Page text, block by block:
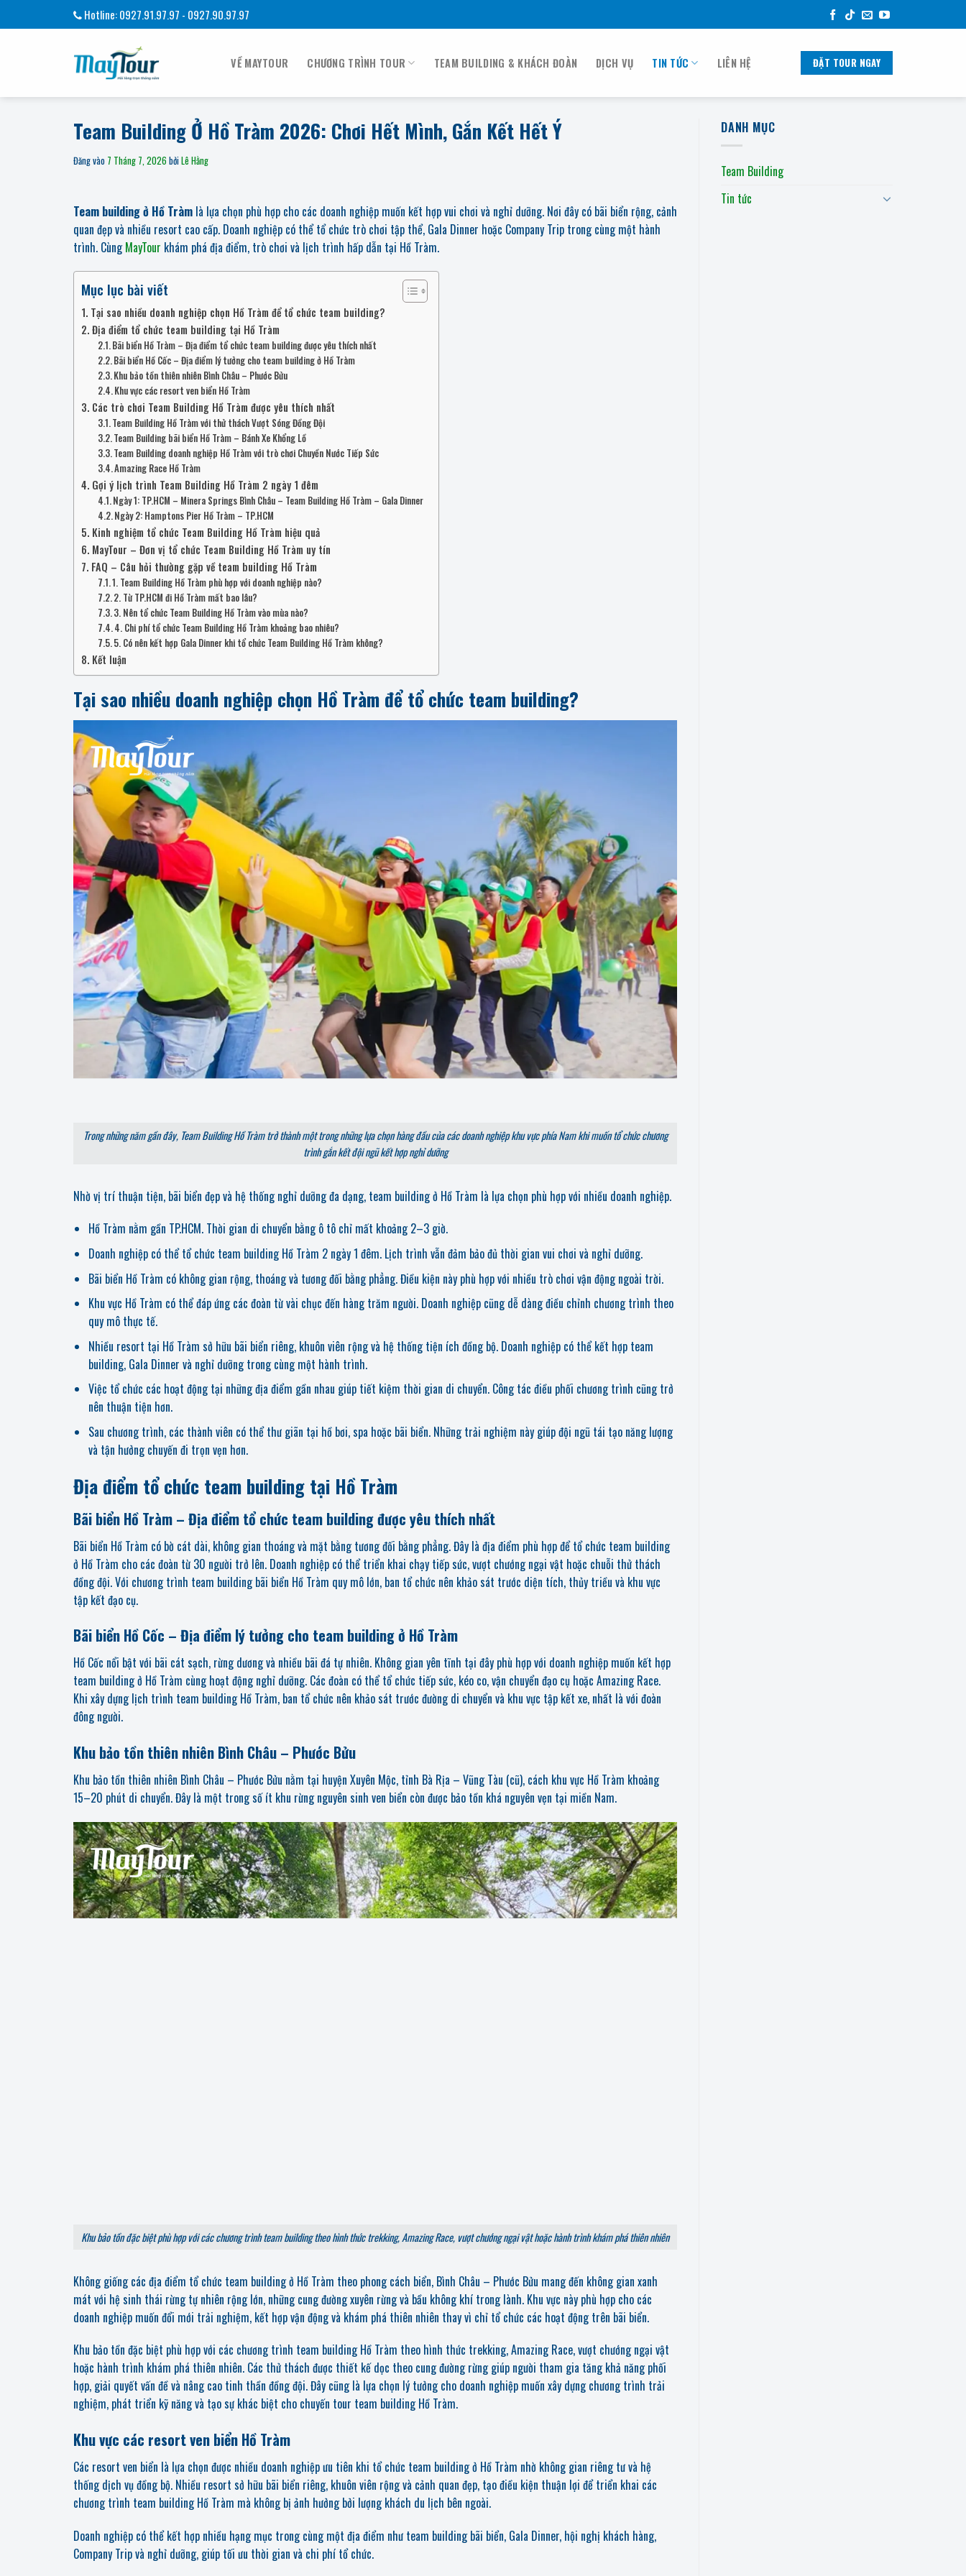
qua
Hotline: 0927.91.97.97 - 0927.90.97.97
VỀ MAYTOUR CHƯƠNG TRÌNH TOUR TEAM BUILDING & KHÁCH ĐOÀN DỊCH VỤ TIN TỨC LIÊN HỆ ĐẶT TOUR NGAY
Team Building Ở Hồ Tràm 2026: Chơi Hết Mình, Gắn Kết Hết Ý
Đăng vào 7 Tháng 7, 2026 bởi Lê Hằng
Team building ở Hồ Tràm là lựa chọn phù hợp cho các doanh nghiệp muốn kết hợp vui chơi và nghỉ dưỡng. Nơi đây có bãi biển rộng, cảnh
quan đẹp và nhiều resort cao cấp. Doanh nghiệp có thể tổ chức trò chơi tập thể, Gala Dinner hoặc Company Trip trong cùng một hành
trình. CùngMayTour khám phá địa điểm, trò chơi và lịch trình hấp dẫn tại Hồ Tràm.
Mục lục bài viết
Tại sao nhiều doanh nghiệp chọn Hồ Tràm để tổ chức team building?
Địa điểm tổ chức team building tại Hồ Tràm
Bãi biển Hồ Tràm – Địa điểm tổ chức team building được yêu thích nhất
Bãi biển Hồ Cốc – Địa điểm lý tưởng cho team building ở Hồ Tràm
Khu bảo tồn thiên nhiên Bình Châu – Phước Bửu
Khu vực các resort ven biển Hồ Tràm
Các trò chơi Team Building Hồ Tràm được yêu thích nhất
Team Building Hồ Tràm với thử thách Vượt Sóng Đồng Đội
Team Building bãi biển Hồ Tràm – Bánh Xe Khổng Lồ
Team Building doanh nghiệp Hồ Tràm với trò chơi Chuyền Nước Tiếp Sức
Amazing Race Hồ Tràm
Gợi ý lịch trình Team Building Hồ Tràm 2 ngày 1 đêm
Ngày 1: TP.HCM – Minera Springs Bình Châu – Team Building Hồ Tràm – Gala Dinner
Ngày 2: Hamptons Pier Hồ Tràm – TP.HCM
Kinh nghiệm tổ chức Team Building Hồ Tràm hiệu quả
MayTour – Đơn vị tổ chức Team Building Hồ Tràm uy tín
FAQ – Câu hỏi thường gặp về team building Hồ Tràm
1. Team Building Hồ Tràm phù hợp với doanh nghiệp nào?
2. Từ TP.HCM đi Hồ Tràm mất bao lâu?
3. Nên tổ chức Team Building Hồ Tràm vào mùa nào?
4. Chi phí tổ chức Team Building Hồ Tràm khoảng bao nhiêu?
5. Có nên kết hợp Gala Dinner khi tổ chức Team Building Hồ Tràm không?
Kết luận
Tại sao nhiều doanh nghiệp chọn Hồ Tràm để tổ chức team building?
Trong những năm gần đây, Team Building Hồ Tràm trở thành một trong những lựa chọn hàng đầu của các doanh nghiệp khu vực phía Nam khi muốn tổ chức chương
trình gắn kết đội ngũ kết hợp nghỉ dưỡng
Nhờ vị trí thuận tiện, bãi biển đẹp và hệ thống nghỉ dưỡng đa dạng, team building ở Hồ Tràm là lựa chọn phù hợp với nhiều doanh nghiệp.
Hồ Tràm nằm gần TP.HCM. Thời gian di chuyển bằng ô tô chỉ mất khoảng 2–3 giờ.
Doanh nghiệp có thể tổ chức team building Hồ Tràm 2 ngày 1 đêm. Lịch trình vẫn đảm bảo đủ thời gian vui chơi và nghỉ dưỡng.
Bãi biển Hồ Tràm có không gian rộng, thoáng và tương đối bằng phẳng. Điều kiện này phù hợp với nhiều trò chơi vận động ngoài trời.
Khu vực Hồ Tràm có thể đáp ứng các đoàn từ vài chục đến hàng trăm người. Doanh nghiệp cũng dễ dàng điều chỉnh chương trình theo
quy mô thực tế.
Nhiều resort tại Hồ Tràm sở hữu bãi biển riêng, khuôn viên rộng và hệ thống tiện ích đồng bộ. Doanh nghiệp có thể kết hợp team
building, Gala Dinner và nghỉ dưỡng trong cùng một hành trình.
Việc tổ chức các hoạt động tại những địa điểm gần nhau giúp tiết kiệm thời gian di chuyển. Công tác điều phối chương trình cũng trở
nên thuận tiện hơn.
Sau chương trình, các thành viên có thể thư giãn tại hồ bơi, spa hoặc bãi biển. Những trải nghiệm này giúp đội ngũ tái tạo năng lượng
và tận hưởng chuyến đi trọn vẹn hơn.
Địa điểm tổ chức team building tại Hồ Tràm
Bãi biển Hồ Tràm – Địa điểm tổ chức team building được yêu thích nhất
Bãi biển Hồ Tràm có bờ cát dài, không gian thoáng và mặt bằng tương đối bằng phẳng. Đây là địa điểm phù hợp để tổ chức team building
ở Hồ Tràm cho các đoàn từ 30 người trở lên. Doanh nghiệp có thể triển khai chạy tiếp sức, vượt chướng ngại vật hoặc chuỗi thử thách
đồng đội. Với chương trình team building bãi biển Hồ Tràm quy mô lớn, ban tổ chức nên khảo sát trước diện tích, thủy triều và khu vực
tập kết đạo cụ.
Bãi biển Hồ Cốc – Địa điểm lý tưởng cho team building ở Hồ Tràm
Hồ Cốc nổi bật với bãi cát sạch, rừng dương và nhiều bãi đá tự nhiên. Không gian yên tĩnh tại đây phù hợp với doanh nghiệp muốn kết hợp
team building ở Hồ Tràm cùng hoạt động nghỉ dưỡng. Các đoàn có thể tổ chức tiếp sức, kéo co, vận chuyển đạo cụ hoặc Amazing Race.
Khi xây dựng lịch trình team building Hồ Tràm, ban tổ chức nên khảo sát trước đường di chuyển và khu vực tập kết xe, nhất là với đoàn
đông người.
Khu bảo tồn thiên nhiên Bình Châu – Phước Bửu
Khu bảo tồn thiên nhiên Bình Châu – Phước Bửu nằm tại huyện Xuyên Mộc, tỉnh Bà Rịa – Vũng Tàu (cũ), cách khu vực Hồ Tràm khoảng
15–20 phút di chuyển. Đây là một trong số ít khu rừng nguyên sinh ven biển còn được bảo tồn khá nguyên vẹn tại miền Nam.
Khu bảo tồn đặc biệt phù hợp với các chương trình team building theo hình thức trekking, Amazing Race, vượt chướng ngại vật hoặc hành trình khám phá thiên nhiên
Không giống các địa điểm tổ chức team building ở Hồ Tràm theo phong cách biển, Bình Châu – Phước Bửu mang đến không gian xanh
mát với hệ sinh thái rừng tự nhiên rộng lớn, những cung đường xuyên rừng và bầu không khí trong lành. Khu vực này phù hợp cho các
doanh nghiệp muốn đổi mới trải nghiệm, kết hợp vận động và khám phá thiên nhiên thay vì chỉ tổ chức các hoạt động trên bãi biển.
Khu bảo tồn đặc biệt phù hợp với các chương trình team building Hồ Tràm theo hình thức trekking, Amazing Race, vượt chướng ngại vật
hoặc hành trình khám phá thiên nhiên. Các thử thách được thiết kế dọc theo cung đường rừng giúp người tham gia tăng khả năng phối
hợp, giải quyết vấn đề và nâng cao tinh thần đồng đội. Đây cũng là lựa chọn lý tưởng cho doanh nghiệp muốn xây dựng chương trình trải
nghiệm, phát triển kỹ năng và tạo sự khác biệt cho chuyến tour team building Hồ Tràm.
Khu vực các resort ven biển Hồ Tràm
Các resort ven biển là lựa chọn được nhiều doanh nghiệp ưu tiên khi tổ chức team building ở Hồ Tràm nhờ không gian riêng tư và hệ
thống dịch vụ đồng bộ. Nhiều resort sở hữu bãi biển riêng, khuôn viên rộng và cảnh quan đẹp, tạo điều kiện thuận lợi để triển khai các
chương trình team building Hồ Tràm mà không bị ảnh hưởng bởi lượng khách du lịch bên ngoài.
Doanh nghiệp có thể kết hợp nhiều hạng mục trong cùng một địa điểm như team building bãi biển, Gala Dinner, hội nghị khách hàng,
Company Trip và nghỉ dưỡng, giúp tối ưu thời gian và chi phí tổ chức.
DANH MỤC
Team Building
Tin tức